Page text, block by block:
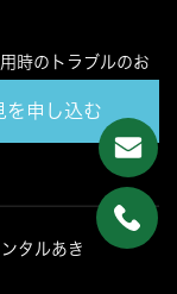
を申し込む
時のトラブルのお
タルあき